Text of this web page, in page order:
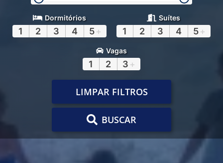
Dormitórios
1 2 3 4 5+
Suítes
1 2 3 4 5+
Vagas
1 2 3 +
LIMPAR FILTROS
BUSCAR